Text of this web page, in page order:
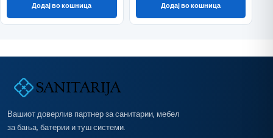
Додај во кошница Додај во кошница
Вашиот доверлив партнер за санитарии, мебел
за бања, батерии и туш системи.